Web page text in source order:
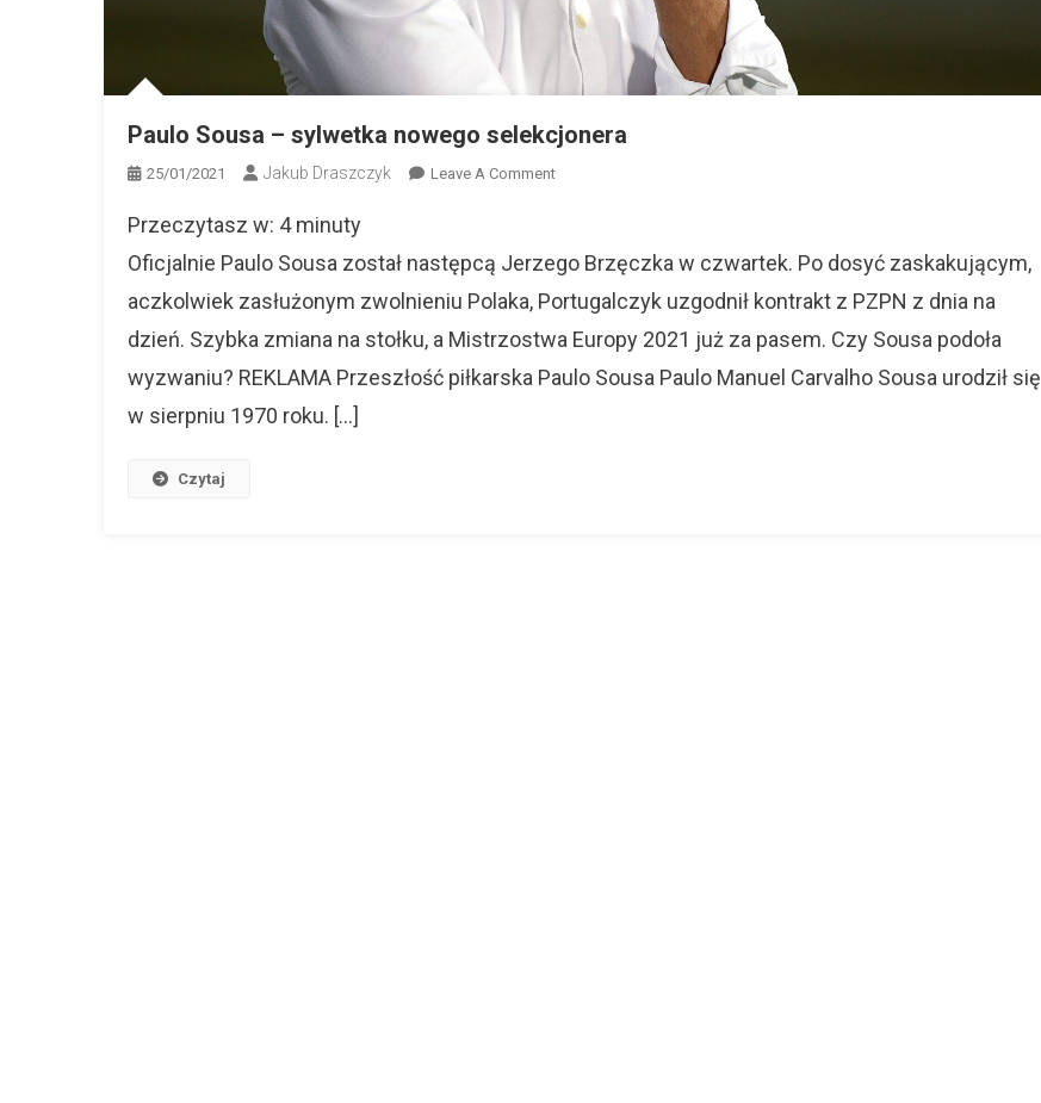
Paulo Sousa – sylwetka nowego selekcjonera
25/01/2021 Jakub Draszczyk Leave A CommentOn
–
Nowego
Selekcjonera
Przeczytasz w: 4 minuty
Oficjalnie Paulo Sousa został następcą Jerzego Brzęczka w czwartek. Po dosyć zaskakującym,
aczkolwiek zasłużonym zwolnieniu Polaka, Portugalczyk uzgodnił kontrakt z PZPN z dnia na
dzień. Szybka zmiana na stołku, a Mistrzostwa Europy 2021 już za pasem. Czy Sousa podoła
wyzwaniu? REKLAMA Przeszłość piłkarska Paulo Sousa Paulo Manuel Carvalho Sousa urodził się
w sierpniu 1970 roku. […]
Czytaj